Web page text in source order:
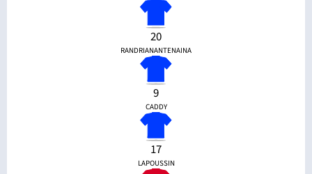
20
RANDRIANANTENAINA
9
CADDY
17
LAPOUSSIN